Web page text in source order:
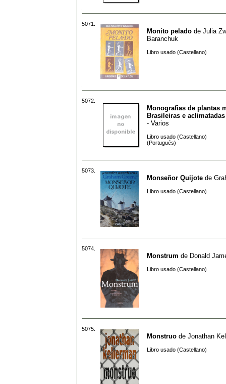
5071.
Monito pelado de Julia
Baranchuk
Libro usado (Castellano)
5072.
Monografias de plantas
Brasileiras e aclimatadas
- Varios
Libro usado (Castellano)
(Portugués)
5073.
Monseñor Quijote de
Libro usado (Castellano)
5074.
Monstrum de Donald
Libro usado (Castellano)
5075.
Monstruo de Jonathan
Libro usado (Castellano)